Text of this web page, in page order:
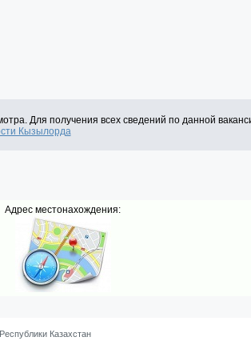
Для получения всех сведений по данной
Кызылорда
Адрес местонахождения:
Казахстан